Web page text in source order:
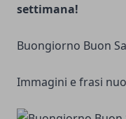
settimana!
Buongiorno Buon
Immagini e frasi